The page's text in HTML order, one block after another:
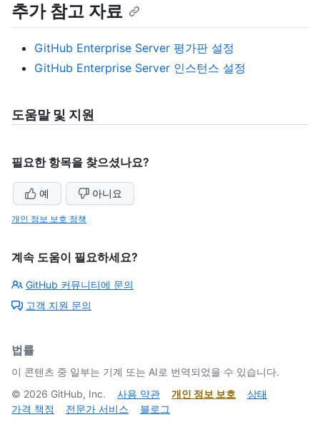
추가 참고 자료
GitHub Enterprise Server 평가판 설정
GitHub Enterprise Server 인스턴스 설정
도움말 및 지원
필요한 항목을 찾으셨나요?
예 아니요
개인 정보 보호 정책
계속 도움이 필요하세요?
GitHub 커뮤니티에 문의
고객 지원 문의
법률
이 콘텐츠 중 일부는 기계 또는 AI로 번역되었을 수 있습니다.
© 2026 GitHub, Inc. 사용 약관 개인 정보 보호
상태
가격 책정
전문가 서비스 블로그